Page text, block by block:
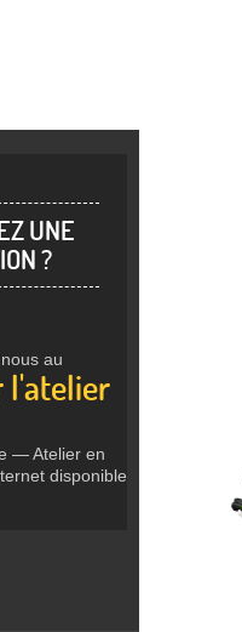
UNE
?
au
l'atelier
— Atelier en
disponible